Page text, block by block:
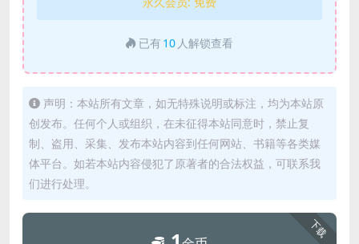
已有 10 人解锁查看
声明：本站所有文章，如无特殊说明或标注，均为本站原
创发布。任何个人或组织，在未征得本站同意时，禁止复
制、盗用、采集、发布本站内容到任何网站、书籍等各类媒
体平台。如若本站内容侵犯了原著者的合法权益，可联系我
们进行处理。
下载